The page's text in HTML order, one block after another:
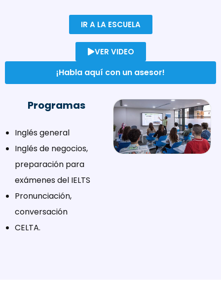
IR A LA ESCUELA
VER VIDEO
¡Habla aquí con un asesor!
Programas
Inglés general
Inglés de negocios,
preparación para
exámenes del IELTS
Pronunciación,
conversación
CELTA.